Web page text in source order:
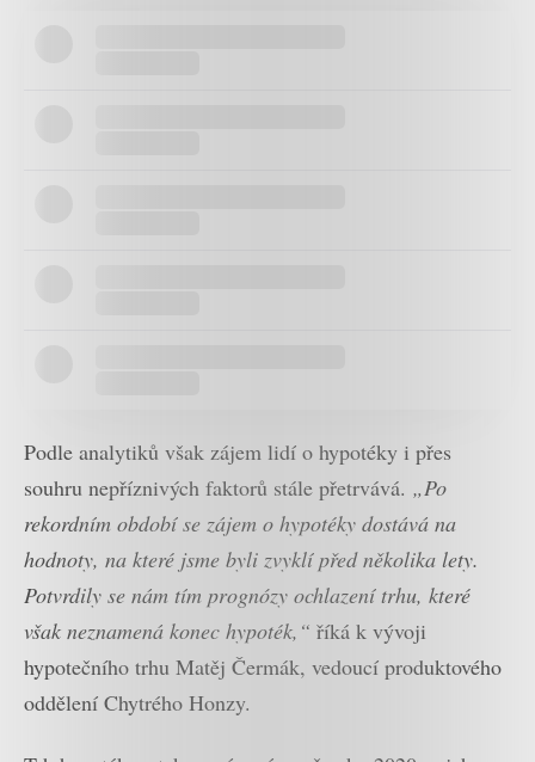
Podle analytiků však zájem lidí o hypotéky i přes
souhru nepříznivých faktorů stále přetrvává. „Po
rekordním období se zájem o hypotéky dostává na
hodnoty, na které jsme byli zvyklí před několika lety.
Potvrdily se nám tím prognózy ochlazení trhu, které
však neznamená konec hypoték,“ říká k vývoji
hypotečního trhu Matěj Čermák, vedoucí produktového
oddělení Chytrého Honzy.